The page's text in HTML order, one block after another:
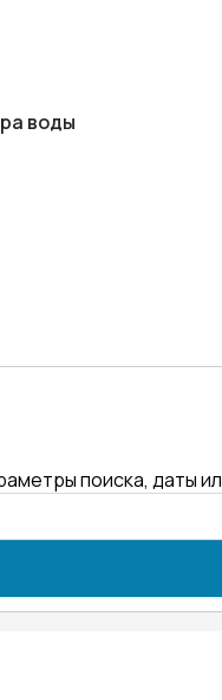
воды
поиска, даты